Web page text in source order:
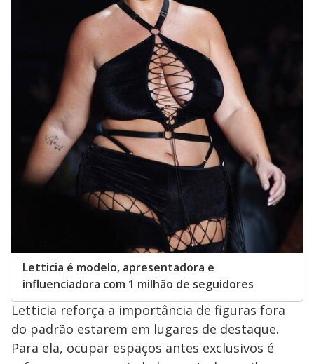
Letticia é modelo, apresentadora e
influenciadora com 1 milhão de seguidores
Letticia reforça a importância de figuras fora
do padrão estarem em lugares de destaque.
Para ela, ocupar espaços antes exclusivos é